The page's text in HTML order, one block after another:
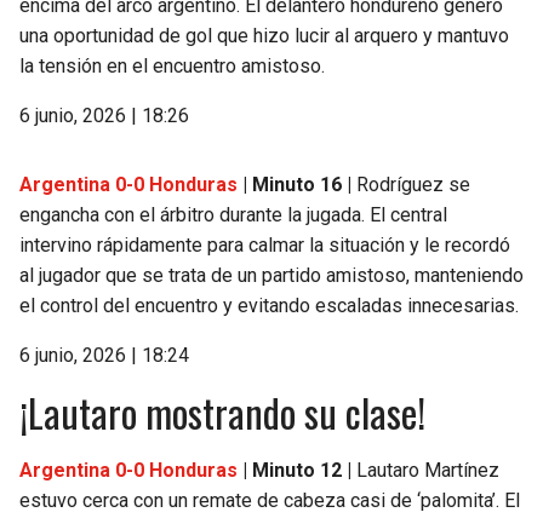
encima del arco argentino. El delantero hondureño generó
una oportunidad de gol que hizo lucir al arquero y mantuvo
la tensión en el encuentro amistoso.
6 junio, 2026 | 18:26
Argentina 0-0 Honduras | Minuto 16 |
Rodríguez se
engancha con el árbitro durante la jugada. El central
intervino rápidamente para calmar la situación y le recordó
al jugador que se trata de un partido amistoso, manteniendo
el control del encuentro y evitando escaladas innecesarias.
6 junio, 2026 | 18:24
¡Lautaro mostrando su clase!
Argentina 0-0 Honduras | Minuto 12 |
Lautaro Martínez
estuvo cerca con un remate de cabeza casi de ‘palomita’. El